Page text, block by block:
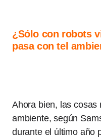
¿Sólo con robots
pasa con tel
Ahora bien, las cosas
ambiente, según
durante el último año